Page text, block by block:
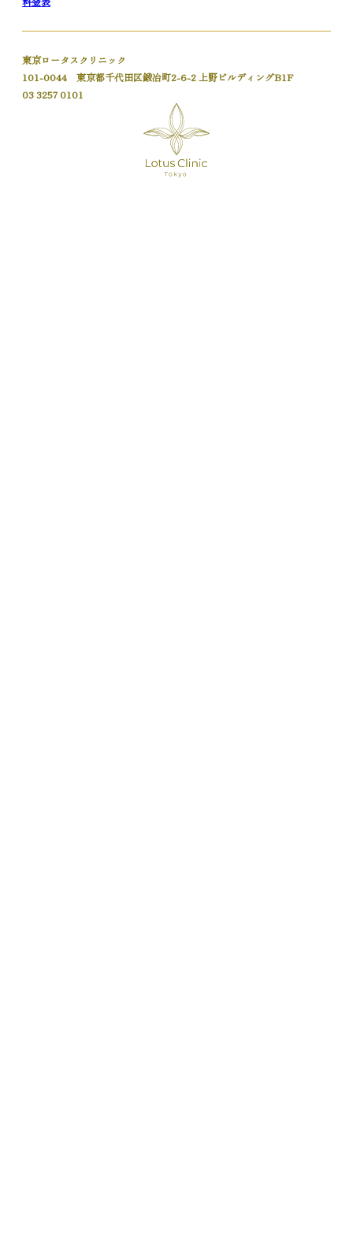
東京ロータスクリニック
101-0044 東京都千代田区鍛冶町2-6-2 上野ビルディングB1F
03 3257 0101